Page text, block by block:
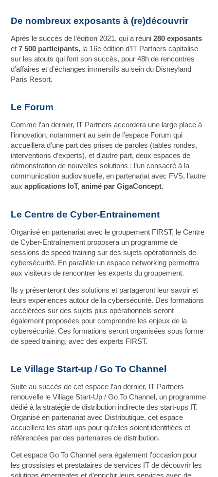
De nombreux exposants à (re)découvrir
Après le succès de l’édition 2021, qui a réuni280 exposants
et7 500 participants, la 16e édition d’IT Partners capitalise
sur les atouts qui font son succès, pour 48h de rencontres
d’affaires et d’échanges immersifs au sein du Disneyland
Paris Resort.
Le Forum
Comme l’an dernier, IT Partners accordera une large place à
l’innovation, notamment au sein de l’espace Forum qui
accueillera d’une part des prises de paroles (tables rondes,
interventions d’experts), et d’autre part, deux espaces de
démonstration de nouvelles solutions : l’un consacré à la
communication audiovisuelle, en partenariat avec FVS, l’autre
auxapplications IoT, animé par GigaConcept.
Le Centre de Cyber-Entrainement
Organisé en partenariat avec le groupement FIRST, le Centre
de Cyber-Entraînement proposera un programme de
sessions de speed training sur des sujets opérationnels de
cybersécurité. En parallèle un espace networking permettra
aux visiteurs de rencontrer les experts du groupement.
Ils y présenteront des solutions et partageront leur savoir et
leurs expériences autour de la cybersécurité. Des formations
accélérées sur des sujets plus opérationnels seront
également proposées pour comprendre les enjeux de la
cybersécurité. Ces formations seront organisées sous forme
de speed training, avec des experts FIRST.
Le Village Start-up / Go To Channel
Suite au succès de cet espace l’an dernier, IT Partners
renouvelle le Village Start-Up / Go To Channel, un programme
dédié à la stratégie de distribution indirecte des start-ups IT.
Organisé en partenariat avec Distributique, cet espace
accueillera les start-ups pour qu’elles soient identifiées et
référencées par des partenaires de distribution.
Cet espace Go To Channel sera également l’occasion pour
les grossistes et prestataires de services IT de découvrir les